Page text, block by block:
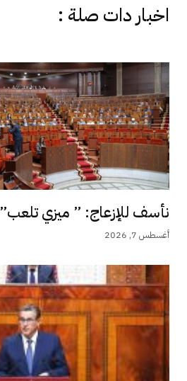
اخبار دات صلة :
نأسف للإزعاج: ” ميزي
أغسطس 7, 2026